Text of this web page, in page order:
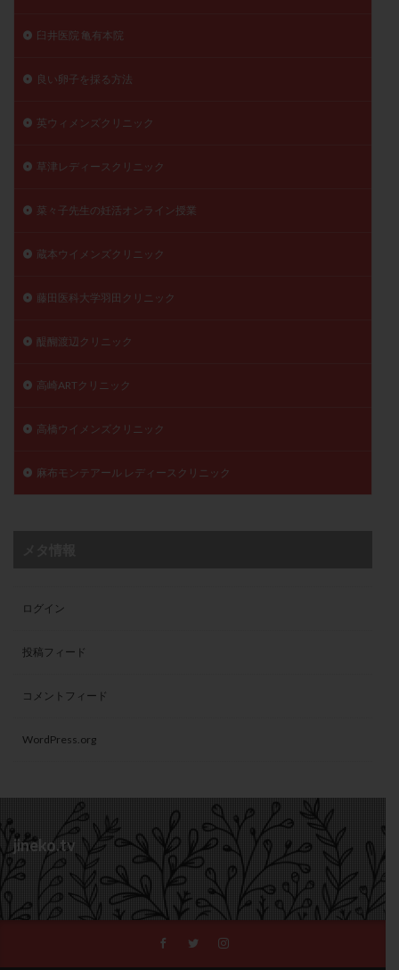
臼井医院 亀有本院
良い卵子を採る方法
英ウィメンズクリニック
草津レディースクリニック
菜々子先生の妊活オンライン授業
蔵本ウイメンズクリニック
藤田医科大学羽田クリニック
醍醐渡辺クリニック
高崎ARTクリニック
高橋ウイメンズクリニック
麻布モンテアール レディースクリニック
ログイン
投稿フィード
コメントフィード
WordPress.org
jineko.tv